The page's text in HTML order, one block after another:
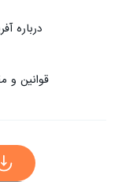
درباره
قوانین و